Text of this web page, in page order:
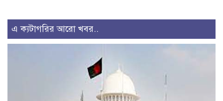
এ ক্যটাগরির আরো খবর..